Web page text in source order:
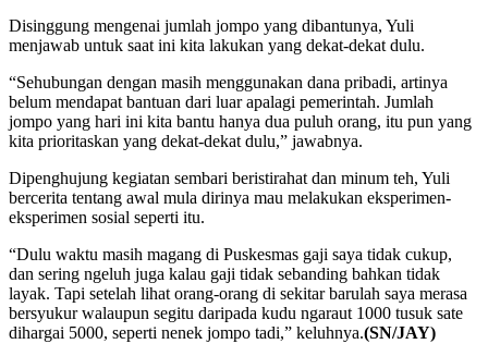
Disinggung mengenai jumlah jompo yang dibantunya, Yuli
menjawab untuk saat ini kita lakukan yang dekat-dekat dulu.
“Sehubungan dengan masih menggunakan dana pribadi, artinya
belum mendapat bantuan dari luar apalagi pemerintah. Jumlah
jompo yang hari ini kita bantu hanya dua puluh orang, itu pun yang
kita prioritaskan yang dekat-dekat dulu,” jawabnya.
Dipenghujung kegiatan sembari beristirahat dan minum teh, Yuli
bercerita tentang awal mula dirinya mau melakukan eksperimen-
eksperimen sosial seperti itu.
“Dulu waktu masih magang di Puskesmas gaji saya tidak cukup,
dan sering ngeluh juga kalau gaji tidak sebanding bahkan tidak
layak. Tapi setelah lihat orang-orang di sekitar barulah saya merasa
bersyukur walaupun segitu daripada kudu ngaraut 1000 tusuk sate
dihargai 5000, seperti nenek jompo tadi,” keluhnya.(SN/JAY)